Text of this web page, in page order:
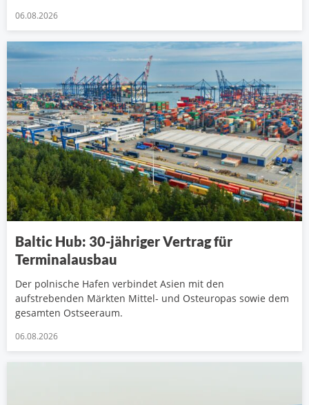
06.08.2026
Baltic Hub: 30-jähriger Vertrag für
Terminalausbau
Der polnische Hafen verbindet Asien mit den
aufstrebenden Märkten Mittel- und Osteuropas sowie dem
gesamten Ostseeraum.
06.08.2026